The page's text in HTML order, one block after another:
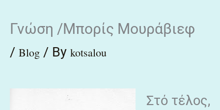
content
Γνώση /Μπορίς Μουράβιεφ
/ Blog / By kotsalou
Στό τέλος,